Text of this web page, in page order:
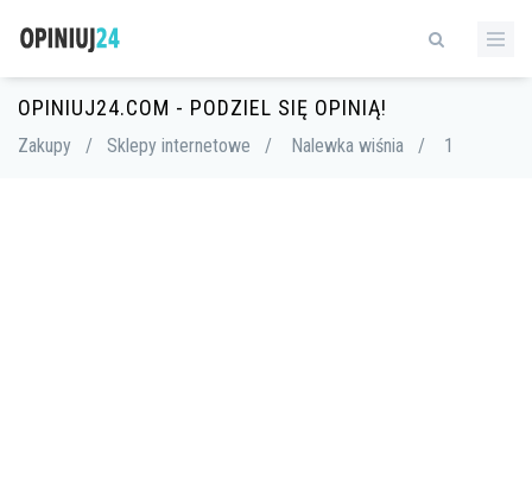
OPINIUJ24.COM - PODZIEL SIĘ OPINIĄ!
Zakupy / Sklepy internetowe / Nalewka wiśnia / 1